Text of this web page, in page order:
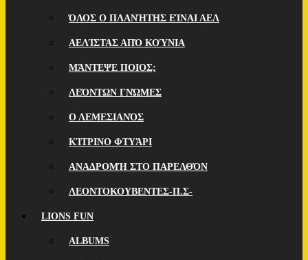
ΌΛΟΣ Ο ΠΛΑΝΉΤΗΣ ΕΊΝΑΙ ΑΕΛ
ΑΕΛΊΣΤΑΣ ΑΠΌ ΚΟΎΝΙΑ
ΜΆΝΤΕΨΕ ΠΟΙOΣ;
ΛΕΌΝΤΩΝ ΓΝΏΜΕΣ
Ο ΛΕΜΕΣΙΑΝΌΣ
ΚΊΤΡΙΝΟ ΦΤΥΆΡΙ
ΑΝΑΔΡΟΜΉ ΣΤΟ ΠΑΡΕΛΘΌΝ
ΛΕΟΝΤΟΚΟΥΒΕΝΤΕΣ-Π.Σ-
LIONS FUN
ALBUMS